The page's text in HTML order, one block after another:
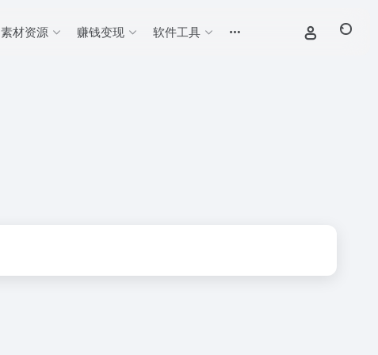
素材资源 赚钱变现 软件工具